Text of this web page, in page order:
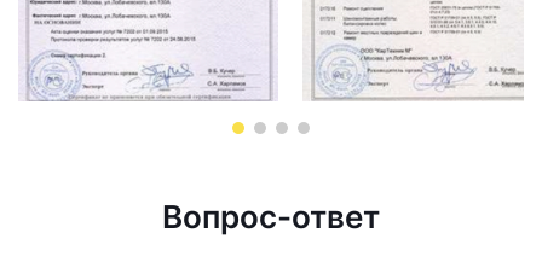
Вопрос-ответ